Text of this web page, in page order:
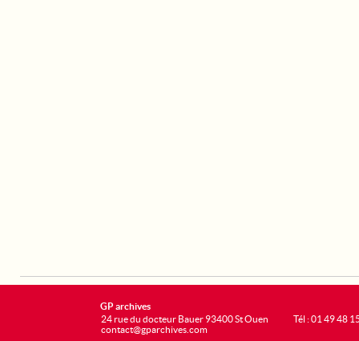
GP archives
24 rue du docteur Bauer 93400 St Ouen
contact@gparchives.com
Tél : 01 49 48